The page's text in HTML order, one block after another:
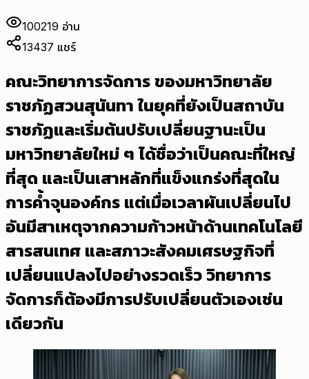
100219 อ่าน
13437 แชร์
คณะวิทยาการจัดการ ของมหาวิทยาลัย
ราชภัฏสวนสุนันทา ในยุคที่ยังเป็นสถาบัน
ราชภัฏและเริ่มต้นปรับเปลี่ยนฐานะเป็น
มหาวิทยาลัยใหม่ ๆ ได้ชื่อว่าเป็นคณะที่ใหญ่
ที่สุด และเป็นเสาหลักที่แข็งแกร่งที่สุดใน
การค้ำจุนองค์กร แต่เมื่อเวลาผันเปลี่ยนไป
อันมีสาเหตุจากความก้าวหน้าด้านเทคโนโลยี
สารสนเทศ และสภาวะสังคมเศรษฐกิจที่
เปลี่ยนแปลงไปอย่างรวดเร็ว วิทยาการ
จัดการก็ต้องมีการปรับเปลี่ยนตัวเองเช่น
เดียวกัน